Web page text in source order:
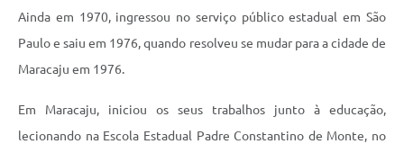
Ainda em 1970, ingressou no serviço público estadual em São
Paulo e saiu em 1976, quando resolveu se mudar para a cidade de
Maracaju em 1976.
Em Maracaju, iniciou os seus trabalhos junto à educação,
lecionando na Escola Estadual Padre Constantino de Monte, no